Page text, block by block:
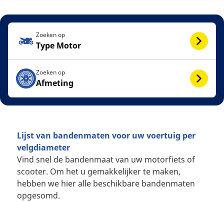
Zoeken op
Type Motor
Zoeken op
Afmeting
Lijst van bandenmaten voor uw voertuig per
velgdiameter
Vind snel de bandenmaat van uw motorfiets of
scooter. Om het u gemakkelijker te maken,
hebben we hier alle beschikbare bandenmaten
opgesomd.